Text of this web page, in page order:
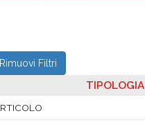
Rimuovi Filtri
TIPOLOGIA